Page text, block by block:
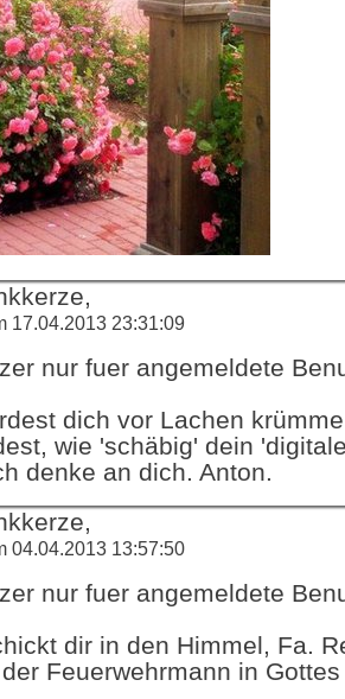
17.04.2013 23:31:09
nur fuer angemeldete
dich vor Lachen
wie 'schäbig' dein
denke an dich. Anton.
04.04.2013 13:57:50
nur fuer angemeldete
dir in den Himmel, Fa.
Feuerwehrmann in Gottes